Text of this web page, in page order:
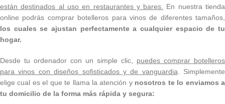
están destinados al uso en restaurantes y bares.
En nuestra tienda
online podrás comprar botelleros para vinos de diferentes tamaños,
los cuales se ajustan perfectamente a cualquier espacio de tu
hogar.
Desde tu ordenador con un simple clic, puedes comprar botelleros
para vinos con diseños sofisticados y de vanguardia . Simplemente
elige cual es el que te llama la atención y nosotros te lo enviamos a
tu domicilio de la forma más rápida y segura: